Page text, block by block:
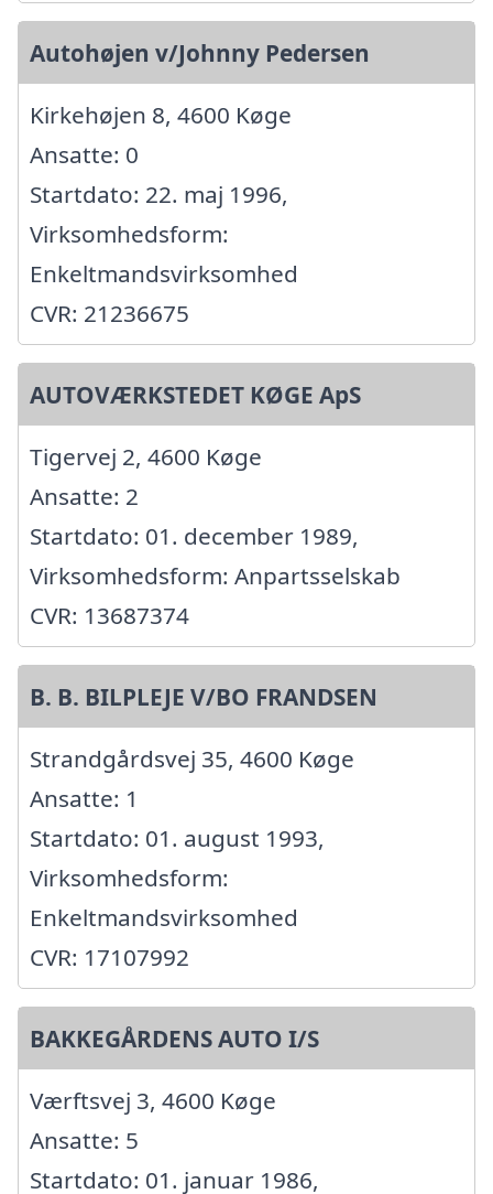
Autohøjen v/Johnny Pedersen
Kirkehøjen 8, 4600 Køge
Ansatte: 0
Startdato: 22. maj 1996,
Virksomhedsform:
Enkeltmandsvirksomhed
CVR: 21236675
AUTOVÆRKSTEDET KØGE ApS
Tigervej 2, 4600 Køge
Ansatte: 2
Startdato: 01. december 1989,
Virksomhedsform: Anpartsselskab
CVR: 13687374
B. B. BILPLEJE V/BO FRANDSEN
Strandgårdsvej 35, 4600 Køge
Ansatte: 1
Startdato: 01. august 1993,
Virksomhedsform:
Enkeltmandsvirksomhed
CVR: 17107992
BAKKEGÅRDENS AUTO I/S
Værftsvej 3, 4600 Køge
Ansatte: 5
Startdato: 01. januar 1986,